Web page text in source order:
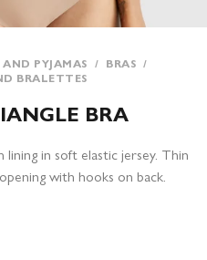
PYJAMAS / BRAS /
BRALETTES
BRA
in soft elastic jersey. Thin
with hooks on back.